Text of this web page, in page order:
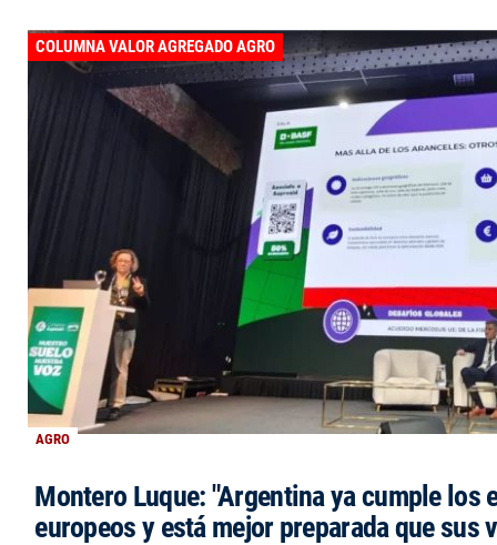
AGRO
COLUMNA VALOR AGREGADO AGRO
Montero Luque: "Argentina ya cumple los
europeos y está mejor preparada que sus